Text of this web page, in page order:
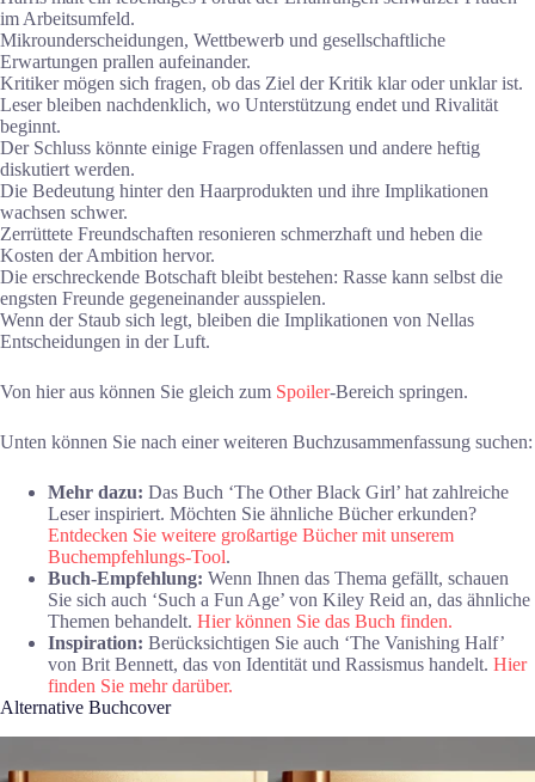
im Arbeitsumfeld.
Mikrounderscheidungen, Wettbewerb und gesellschaftliche
Erwartungen prallen aufeinander.
Kritiker mögen sich fragen, ob das Ziel der Kritik klar oder unklar ist.
Leser bleiben nachdenklich, wo Unterstützung endet und Rivalität
beginnt.
Der Schluss könnte einige Fragen offenlassen und andere heftig
diskutiert werden.
Die Bedeutung hinter den Haarprodukten und ihre Implikationen
wachsen schwer.
Zerrüttete Freundschaften resonieren schmerzhaft und heben die
Kosten der Ambition hervor.
Die erschreckende Botschaft bleibt bestehen: Rasse kann selbst die
engsten Freunde gegeneinander ausspielen.
Wenn der Staub sich legt, bleiben die Implikationen von Nellas
Entscheidungen in der Luft.
Von hier aus können Sie gleich zum Spoiler-Bereich springen.
Unten können Sie nach einer weiteren Buchzusammenfassung suchen:
Mehr dazu: Das Buch ‘The Other Black Girl’ hat zahlreiche
Leser inspiriert. Möchten Sie ähnliche Bücher erkunden?
Entdecken Sie weitere großartige Bücher mit unserem
Buchempfehlungs-Tool.
Buch-Empfehlung: Wenn Ihnen das Thema gefällt, schauen
Sie sich auch ‘Such a Fun Age’ von Kiley Reid an, das ähnliche
Themen behandelt. Hier können Sie das Buch finden.
Inspiration: Berücksichtigen Sie auch ‘The Vanishing Half’
von Brit Bennett, das von Identität und Rassismus handelt. Hier
finden Sie mehr darüber.
Alternative Buchcover